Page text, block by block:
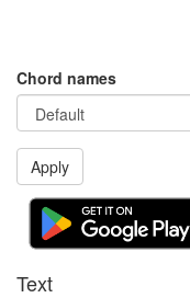
Chord names
Apply
Text